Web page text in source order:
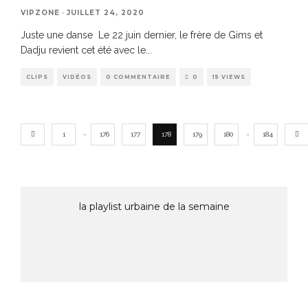
VIPZONE · JUILLET 24, 2020
Juste une danse Le 22 juin dernier, le frère de Gims et
Dadju revient cet été avec le
CLIPS VIDÉOS 0 COMMENTAIRE 0 15 VIEWS
1 176 177 178 179 180 184
la playlist urbaine de la semaine